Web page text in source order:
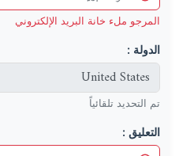
المرجو ملء خانة البريد الإلكتروني
الدولة :
تم التحديد تلقائياً
التعليق :